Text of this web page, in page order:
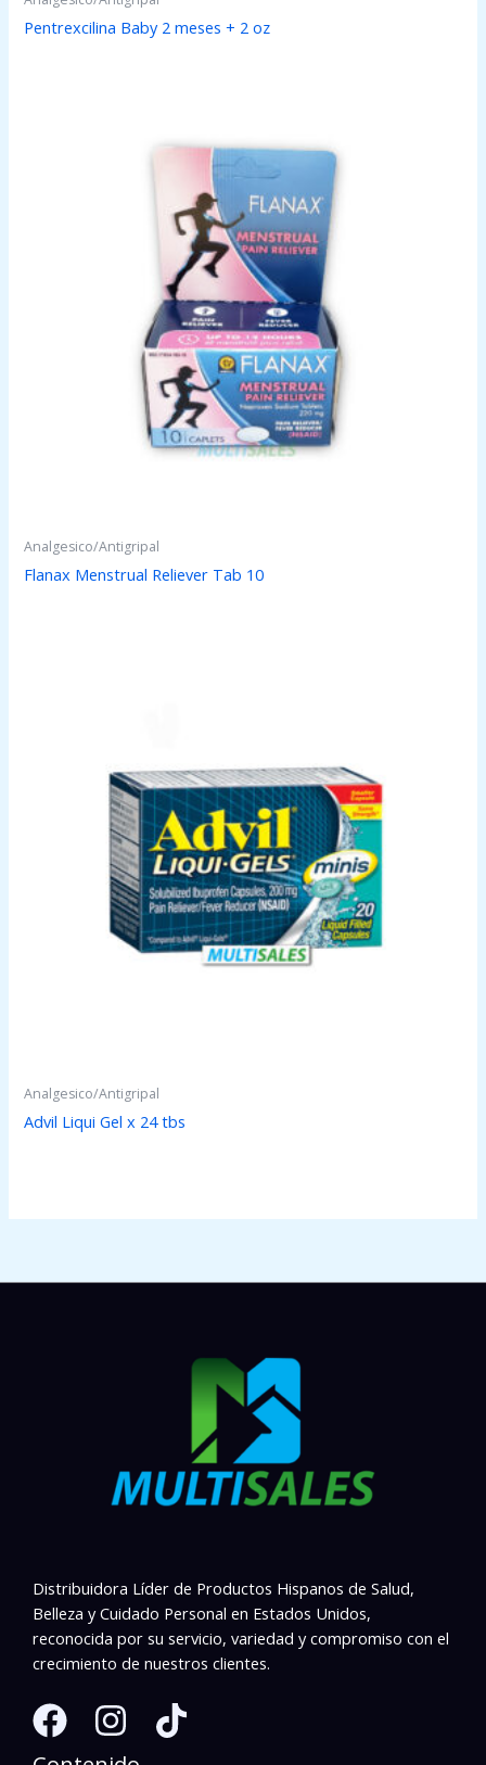
Pentrexcilina Baby 2 meses + 2 oz
Analgesico/Antigripal
Flanax Menstrual Reliever Tab 10
Analgesico/Antigripal
Advil Liqui Gel x 24 tbs
Distribuidora Líder de Productos Hispanos de Salud,
Belleza y Cuidado Personal en Estados Unidos,
reconocida por su servicio, variedad y compromiso con el
crecimiento de nuestros clientes.